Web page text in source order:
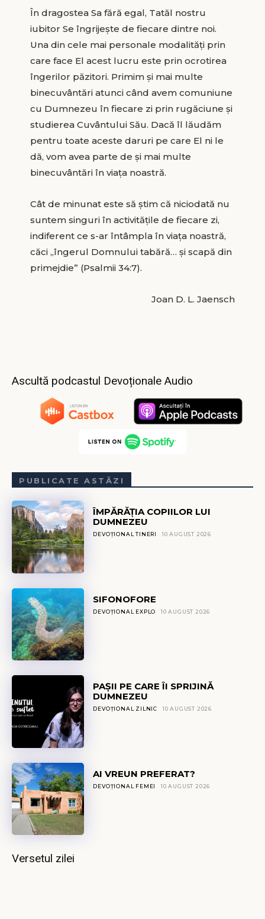
În dragostea Sa fără egal, Tatăl nostru
iubitor Se îngrijeşte de fiecare dintre noi.
Una din cele mai personale modalităţi prin
care face El acest lucru este prin ocrotirea
îngerilor păzitori. Primim şi mai multe
binecuvântări atunci când avem comuniune
cu Dumnezeu în fiecare zi prin rugăciune şi
studierea Cuvântului Său. Dacă îl lăudăm
pentru toate aceste daruri pe care El ni le
dă, vom avea parte de şi mai multe
binecuvântări în viaţa noastră.
Cât de minunat este să ştim că niciodată nu
suntem singuri în activităţile de fiecare zi,
indiferent ce s-ar întâmpla în viaţa noastră,
căci „îngerul Domnului tabără… şi scapă din
primejdie” (Psalmii 34:7).
Joan D. L. Jaensch
Ascultă podcastul Devoționale Audio
PUBLICATE ASTĂZI
ÎMPĂRĂȚIA COPIILOR LUI
DUMNEZEU
DEVOȚIONAL TINERI 10 AUGUST 2026
SIFONOFORE
DEVOȚIONAL EXPLO 10 AUGUST 2026
PAȘII PE CARE ÎI SPRIJINĂ
DUMNEZEU
DEVOȚIONAL ZILNIC 10 AUGUST 2026
AI VREUN PREFERAT?
DEVOȚIONAL FEMEI 10 AUGUST 2026
Versetul zilei